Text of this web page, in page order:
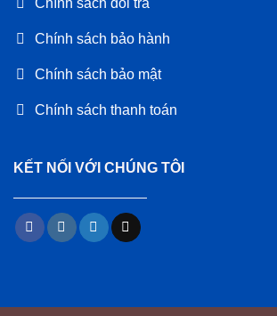
Chính sách đổi trả
Chính sách bảo hành
Chính sách bảo mật
Chính sách thanh toán
KẾT NỐI VỚI CHÚNG TÔI